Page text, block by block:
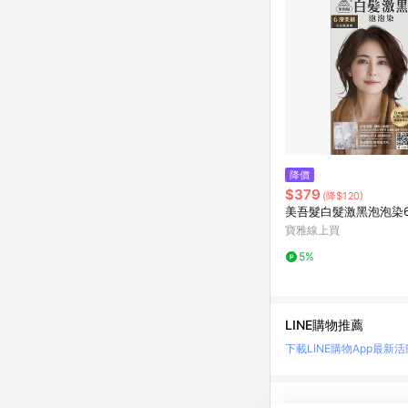
降價
$379 (降$120)
美吾髮白髮激黑泡泡染
寶雅線上買
5%
LINE購物推薦
下載LINE購物App最新活